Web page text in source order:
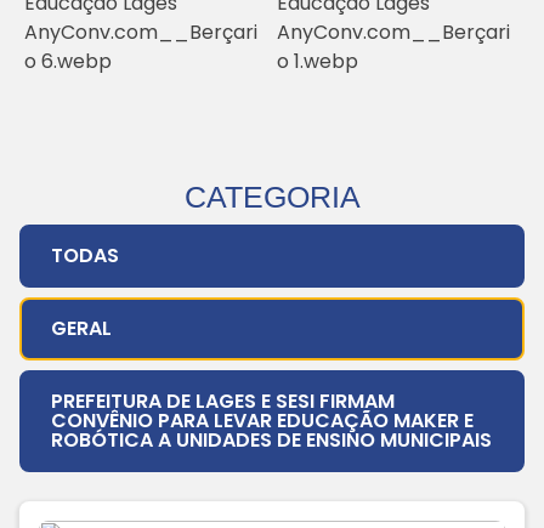
CATEGORIA
TODAS
GERAL
PREFEITURA DE LAGES E SESI FIRMAM
CONVÊNIO PARA LEVAR EDUCAÇÃO MAKER E
ROBÓTICA A UNIDADES DE ENSINO MUNICIPAIS